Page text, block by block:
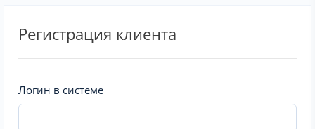
Регистрация клиента
Логин в системе